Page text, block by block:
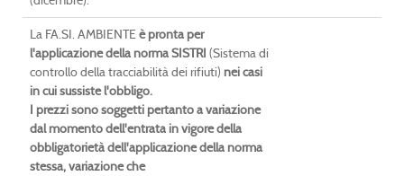
La FA.SI. AMBIENTEè pronta per
l'applicazione della norma SISTRI (Sistema di
controllo della tracciabilità dei rifiuti) nei casi
in cui sussiste l'obbligo.
I prezzi sono soggetti pertanto a variazione
dal momento dell'entrata in vigore della
obbligatorietà dell'applicazione della norma
stessa, variazione che